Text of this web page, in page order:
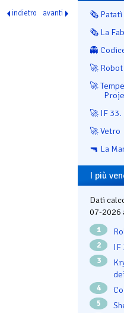
indietro avanti
🗞️ Patatì
🗞️ La
👻
🚀
🚀
🚀 IF
🚀 Vetro
🔫 La
I più
Dati
07-2026
1
2 IF
3
4
5